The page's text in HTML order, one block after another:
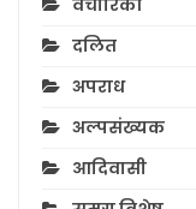
दलित
अपराध
अल्पसंख्यक
आदिवासी